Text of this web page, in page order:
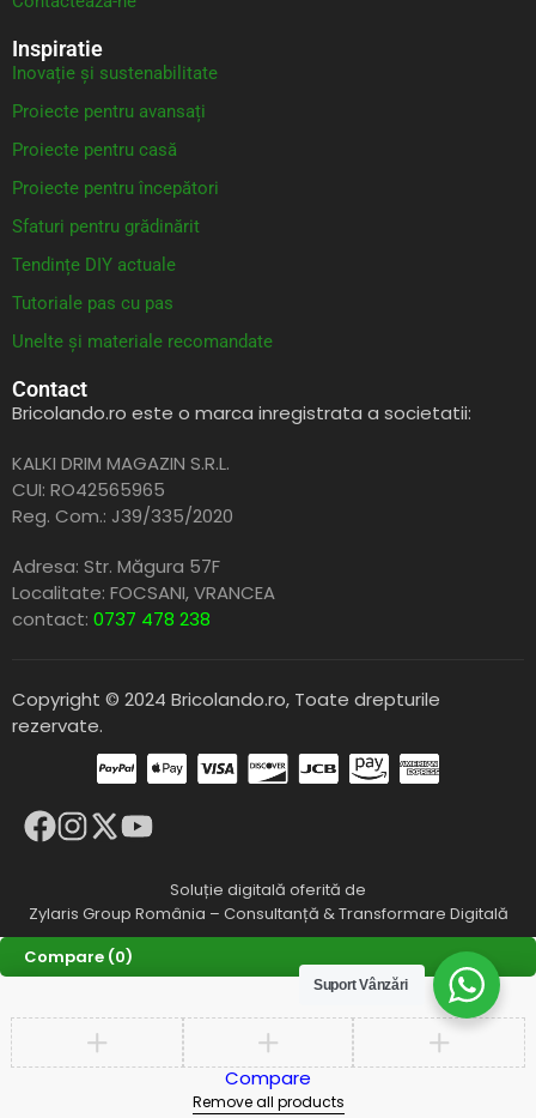
Inspiratie
Inovație și sustenabilitate
Proiecte pentru avansați
Proiecte pentru casă
Proiecte pentru începători
Sfaturi pentru grădinărit
Tendințe DIY actuale
Tutoriale pas cu pas
Unelte și materiale recomandate
Contact
Bricolando.ro este o marca inregistrata a societatii:
KALKI DRIM MAGAZIN S.R.L.
CUI: RO42565965
Reg. Com.: J39/335/2020
Adresa: Str. Măgura 57F
Localitate: FOCSANI,VRANCEA
contact: 0737 478 238
Copyright © 2024 Bricolando.ro, Toate drepturile
rezervate.
Soluție digitală oferită de
Zylaris Group România – Consultanță & Transformare Digitală
Suport Vânzări
Compare (0)
Compare
Remove all products